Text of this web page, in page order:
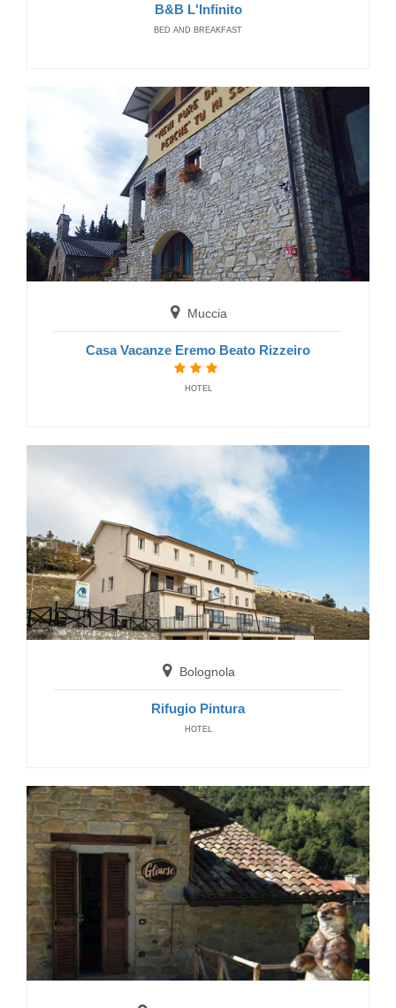
Visso
B&B Il Borgo
BED AND BREAKFAST
Affittacamere Villacolle
GUEST HOUSE
Montemonaco
Montemonaco
B&B L'Infinito
BED AND BREAKFAST
Muccia
Casa Vacanze Eremo Beato Rizzeiro
HOTEL
Bolognola
Rifugio Pintura
HOTEL